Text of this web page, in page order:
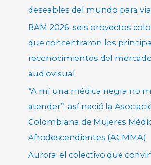
deseables del mundo para
BAM 2026: seis proyectos
que concentraron los
reconocimientos del mercado
audiovisual
“A mí una médica negra no
atender”: así nació la
Colombiana de Mujeres
Afrodescendientes (ACMMA)
Aurora: el colectivo que